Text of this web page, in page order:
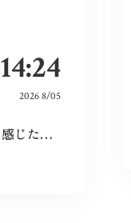
14:24
2026 8/05
広島の人たちの底力を感じた。今私たちはそれを受け継ぐことができているのだろうか。平和とは何か、問い続けたい。